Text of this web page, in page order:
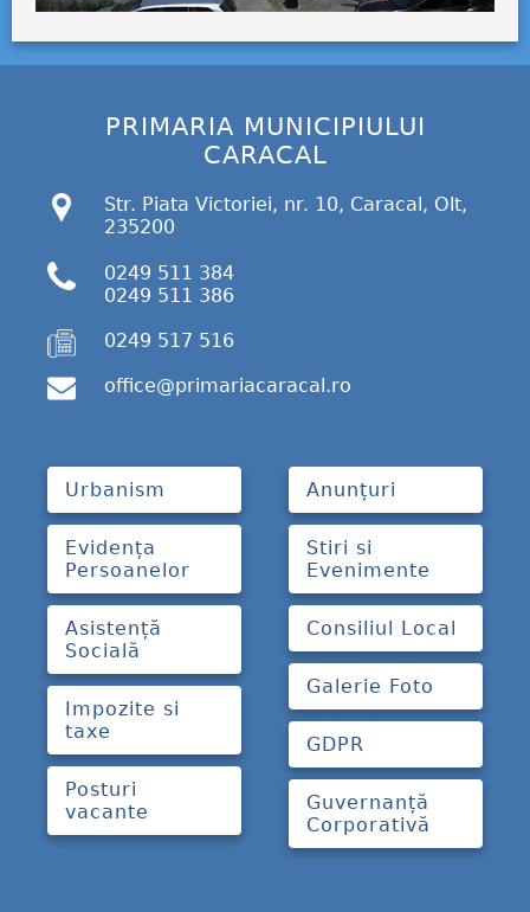
PRIMARIA MUNICIPIULUI
CARACAL
Str. Piata Victoriei, nr. 10, Caracal, Olt,
235200
0249 511 384
0249 511 386
0249 517 516
office@primariacaracal.ro
Urbanism
Evidența
Persoanelor
Asistență
Socială
Impozite si
taxe
Posturi
vacante
Anunțuri
Stiri si
Evenimente
Consiliul Local
Galerie Foto
GDPR
Guvernanță
Corporativă